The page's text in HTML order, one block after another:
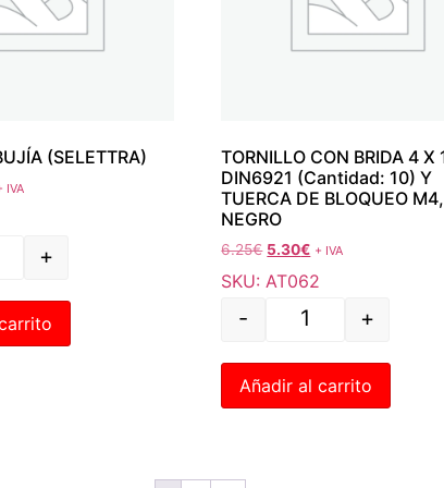
(SELETTRA)
IVA
+
TORNILLO CON BRIDA 4 X
DIN6921 (Cantidad: 10) Y
TUERCA DE BLOQUEO M4,
NEGRO
6.25€ 5.30€ + IVA
SKU: AT062
- +
Añadir al carrito